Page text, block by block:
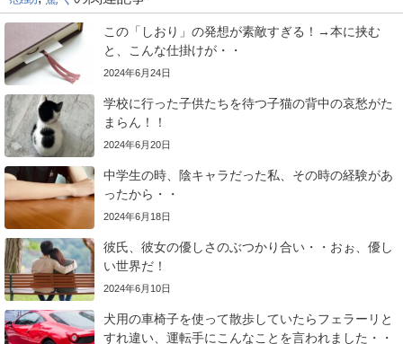
この「しおり」の発想が素敵すぎる！→本に挟む
と、こんな仕掛けが・・
2024年6月24日
学校に行った子供たちを待つ子猫の背中の哀愁がた
まらん！！
2024年6月20日
中学生の時、陰キャラだった私、その時の経験があ
ったから・・
2024年6月18日
彼氏、彼女の優しさのぶつかり合い・・おぉ、優し
い世界だ！
2024年6月10日
犬用の車椅子を使って散歩していたらフェラーリと
すれ違い、運転手にこんなことを言われました・・